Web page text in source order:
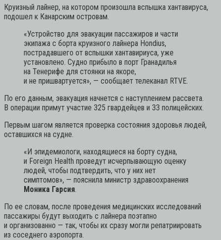
Круизный лайнер, на котором произошла вспышка хантавируса,
подошел к Канарским островам.
«Устройство для эвакуации пассажиров и части
экипажа с борта круизного лайнера Hondius,
пострадавшего от вспышки хантавириуса, уже
установлено. Судно прибыло в порт Гранадилья
на Тенерифе для стоянки на якоре,
и не пришвартуется», — сообщает телеканал RTVE.
По его данным, эвакуация начнется с наступлением рассвета.
В операции примут участие 325 гвардейцев и 33 полицейских.
Первым шагом является проверка состояния здоровья людей,
оставшихся на судне.
«И эпидемиологи, находящиеся на борту судна,
и Foreign Health проведут исчерпывающую оценку
людей, чтобы подтвердить, что у них нет
симптомов», — пояснила министр здравоохранения
Моника Гарсия.
По ее словам, после проведения медицинских исследований
пассажиры будут выходить с лайнера поэтапно
и организованно — так, чтобы их сразу могли репатриировать
из соседнего аэропорта.